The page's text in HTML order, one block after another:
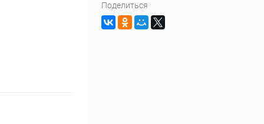
Поделиться